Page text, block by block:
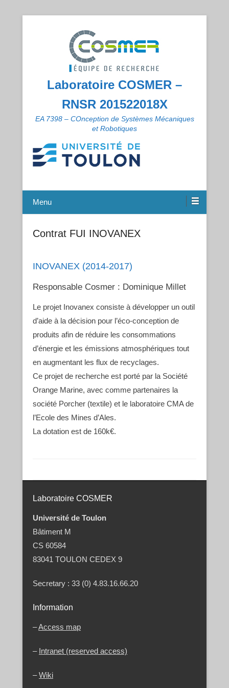
Laboratoire COSMER –
RNSR 201522018X
EA 7398 – COnception de Systèmes Mécaniques
et Robotiques
Menu
Contrat FUI INOVANEX
INOVANEX (2014-2017)
Responsable Cosmer : Dominique Millet
Le projet Inovanex consiste à développer un outil
d’aide à la décision pour l’éco-conception de
produits afin de réduire les consommations
d’énergie et les émissions atmosphériques tout
en augmentant les flux de recyclages.
Ce projet de recherche est porté par la Société
Orange Marine, avec comme partenaires la
société Porcher (textile) et le laboratoire CMA de
l’Ecole des Mines d’Ales.
La dotation est de 160k€.
Laboratoire COSMER
Université de Toulon
Bâtiment M
CS 60584
83041 TOULON CEDEX 9
Secretary : 33 (0) 4.83.16.66.20
Information
–Access map
– Intranet (reserved access)
–Wiki